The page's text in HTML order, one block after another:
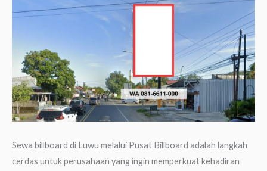
Sewa billboard di Luwu melalui Pusat Billboard adalah langkah
cerdas untuk perusahaan yang ingin memperkuat kehadiran